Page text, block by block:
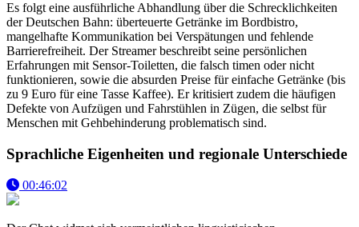
Es folgt eine ausführliche Abhandlung über die Schrecklichkeiten
der Deutschen Bahn: überteuerte Getränke im Bordbistro,
mangelhafte Kommunikation bei Verspätungen und fehlende
Barrierefreiheit. Der Streamer beschreibt seine persönlichen
Erfahrungen mit Sensor-Toiletten, die falsch timen oder nicht
funktionieren, sowie die absurden Preise für einfache Getränke (bis
zu 9 Euro für eine Tasse Kaffee). Er kritisiert zudem die häufigen
Defekte von Aufzügen und Fahrstühlen in Zügen, die selbst für
Menschen mit Gehbehinderung problematisch sind.
Sprachliche Eigenheiten und regionale Unterschiede
00:46:02